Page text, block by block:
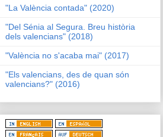
"La València contada" (2020)
"Del Sénia al Segura. Breu història
dels valencians" (2018)
"València no s'acaba mai" (2017)
"Els valencians, des de quan són
valencians?" (2016)